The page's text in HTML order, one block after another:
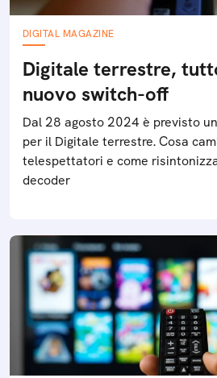
DIGITAL MAGAZINE
Digitale terrestre,
nuovo switch-off
Dal 28 agosto 2024 è previsto
per il Digitale terrestre. Cosa
telespettatori e come
decoder